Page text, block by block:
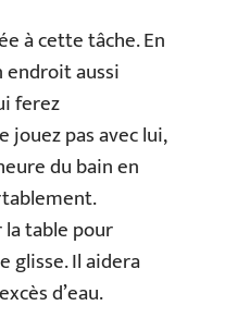
à cette tâche. En
endroit aussi
ferez
jouez pas avec lui,
du bain en
table pour
glisse. Il aidera
d’eau.